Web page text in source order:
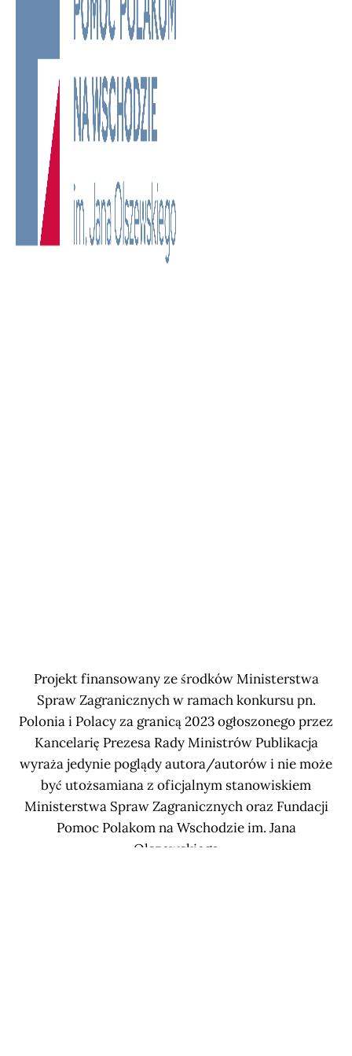
Projekt finansowany ze środków Ministerstwa
Spraw Zagranicznych w ramach konkursu pn.
Polonia i Polacy za granicą 2023 ogłoszonego przez
Kancelarię Prezesa Rady Ministrów Publikacja
wyraża jedynie poglądy autora/autorów i nie może
być utożsamiana z oficjalnym stanowiskiem
Ministerstwa Spraw Zagranicznych oraz Fundacji
Pomoc Polakom na Wschodzie im. Jana
Olszewskiego